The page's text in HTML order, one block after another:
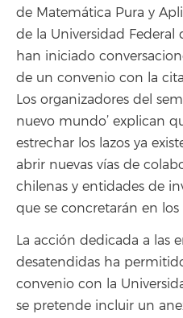
de Matemática Pura y
de la Universidad Federal
han iniciado
de un convenio con la
Los organizadores del
nuevo mundo’ explican
estrechar los lazos ya
abrir nuevas vías de
chilenas y entidades de
que se concretarán en los
La acción dedicada a las
desatendidas ha
convenio con la
se pretende incluir un